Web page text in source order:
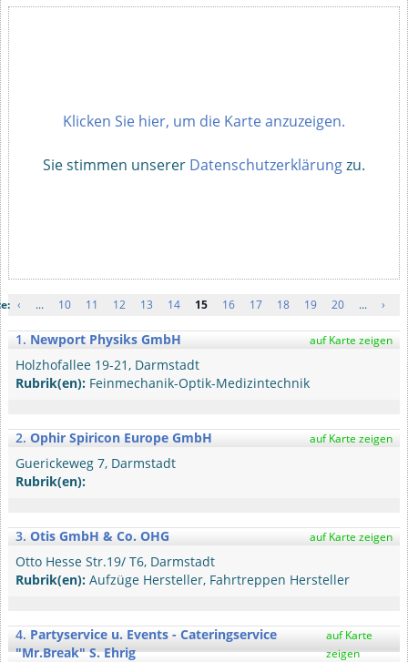
Klicken Sie hier, um die Karte anzuzeigen.
Sie stimmen unserer Datenschutzerklärungzu.
‹ ... 10 11 12 13 14 15 16 17 18 19 20 ... ›
1. Newport Physiks GmbH auf Karte zeigen
Holzhofallee 19-21, Darmstadt
Rubrik(en): Feinmechanik-Optik-Medizintechnik
2. Ophir Spiricon Europe GmbH auf Karte zeigen
Guerickeweg 7, Darmstadt
Rubrik(en):
3. Otis GmbH & Co. OHG auf Karte zeigen
Otto Hesse Str.19/ T6, Darmstadt
Rubrik(en): Aufzüge Hersteller, Fahrtreppen Hersteller
4. Partyservice u. Events - Cateringservice
"Mr.Break" S. Ehrig
auf Karte
zeigen